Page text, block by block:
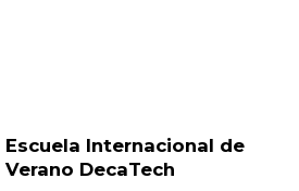
Escuela Internacional de
Verano DecaTech